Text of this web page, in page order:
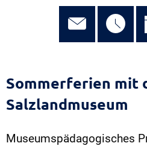
Sommerferien mit
Salzlandmuseum
Museumspädagogisches